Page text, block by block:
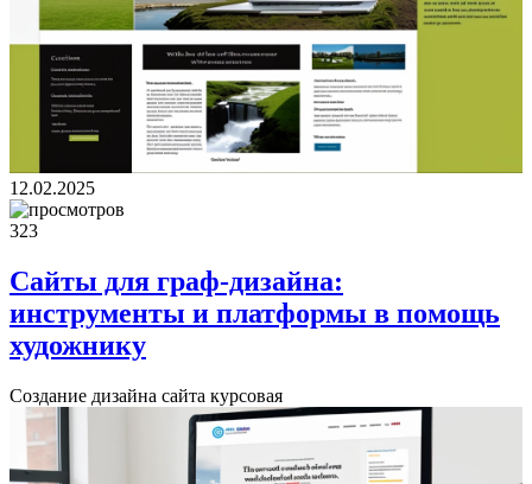
12.02.2025
323
Сайты для граф-дизайна:
инструменты и платформы в помощь
художнику
Создание дизайна сайта курсовая